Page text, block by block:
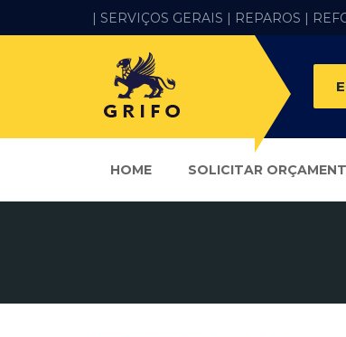
| SERVIÇOS GERAIS | REPAROS |
HOME SOLICITAR